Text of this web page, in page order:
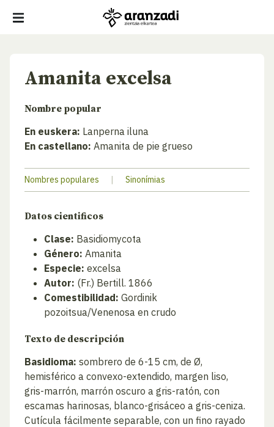
Amanita excelsa
Nombre popular
En euskera: Lanperna iluna
En castellano: Amanita de pie grueso
Nombres populares | Sinonímias
Datos cientificos
Clase: Basidiomycota
Género: Amanita
Especie: excelsa
Autor: (Fr.) Bertill. 1866
Comestibilidad: Gordinik
pozoitsua/Venenosa en crudo
Texto de descripción
Basidioma: sombrero de 6-15 cm, de Ø,
hemisférico a convexo-extendido, margen liso,
gris-marrón, marrón oscuro a gris-ratón, con
escamas harinosas, blanco-grisáceo a gris-ceniza.
Cutícula fácilmente separable, con un fino rayado